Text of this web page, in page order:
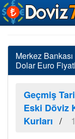
Merkez
Dolar Euro
Geçmiş
Eski Döviz
Kurları